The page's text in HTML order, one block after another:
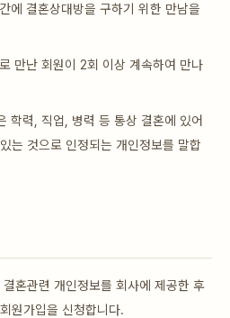
결혼상대방을 구하기 위한 만남을
만난 회원이 2회 이상 계속하여 만나
학력, 직업, 병력 등 통상 결혼에 있어
는 것으로 인정되는 개인정보를 말합
혼관련 개인정보를 회사에 제공한 후
원가입을 신청합니다.